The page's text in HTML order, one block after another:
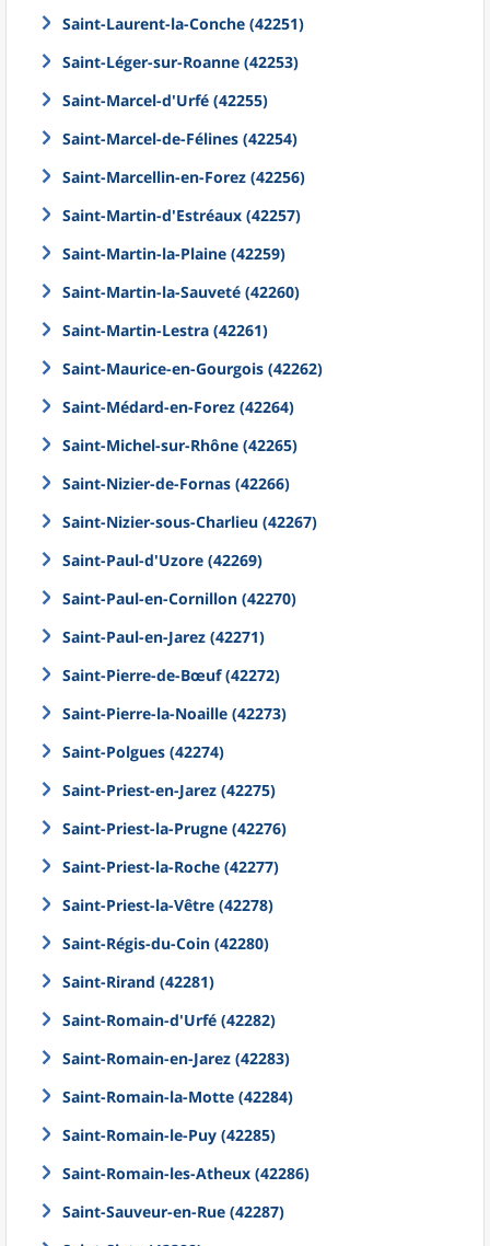
Saint-Laurent-la-Conche (42251)
Saint-Léger-sur-Roanne (42253)
Saint-Marcel-d'Urfé (42255)
Saint-Marcel-de-Félines (42254)
Saint-Marcellin-en-Forez (42256)
Saint-Martin-d'Estréaux (42257)
Saint-Martin-la-Plaine (42259)
Saint-Martin-la-Sauveté (42260)
Saint-Martin-Lestra (42261)
Saint-Maurice-en-Gourgois (42262)
Saint-Médard-en-Forez (42264)
Saint-Michel-sur-Rhône (42265)
Saint-Nizier-de-Fornas (42266)
Saint-Nizier-sous-Charlieu (42267)
Saint-Paul-d'Uzore (42269)
Saint-Paul-en-Cornillon (42270)
Saint-Paul-en-Jarez (42271)
Saint-Pierre-de-Bœuf (42272)
Saint-Pierre-la-Noaille (42273)
Saint-Polgues (42274)
Saint-Priest-en-Jarez (42275)
Saint-Priest-la-Prugne (42276)
Saint-Priest-la-Roche (42277)
Saint-Priest-la-Vêtre (42278)
Saint-Régis-du-Coin (42280)
Saint-Rirand (42281)
Saint-Romain-d'Urfé (42282)
Saint-Romain-en-Jarez (42283)
Saint-Romain-la-Motte (42284)
Saint-Romain-le-Puy (42285)
Saint-Romain-les-Atheux (42286)
Saint-Sauveur-en-Rue (42287)